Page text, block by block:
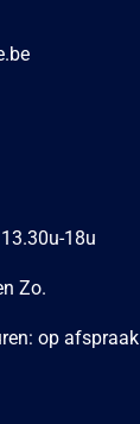
18u
Zo.
op afspraak